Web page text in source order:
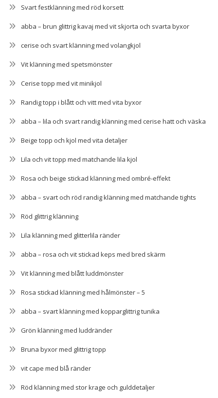
Svart festklänning med röd korsett
abba – brun glittrig kavaj med vit skjorta och svarta byxor
cerise och svart klänning med volangkjol
Vit klänning med spetsmönster
Cerise topp med vit minikjol
Randig topp i blått och vitt med vita byxor
abba – lila och svart randig klänning med cerise hatt och väska
Beige topp och kjol med vita detaljer
Lila och vit topp med matchande lila kjol
Rosa och beige stickad klänning med ombré-effekt
abba – svart och röd randig klänning med matchande tights
Röd glittrig klänning
Lila klänning med glitterlila ränder
abba – rosa och vit stickad keps med bred skärm
Vit klänning med blått luddmönster
Rosa stickad klänning med hålmönster – 5
abba – svart klänning med kopparglittrig tunika
Grön klänning med luddränder
Bruna byxor med glittrig topp
vit cape med blå ränder
Röd klänning med stor krage och gulddetaljer